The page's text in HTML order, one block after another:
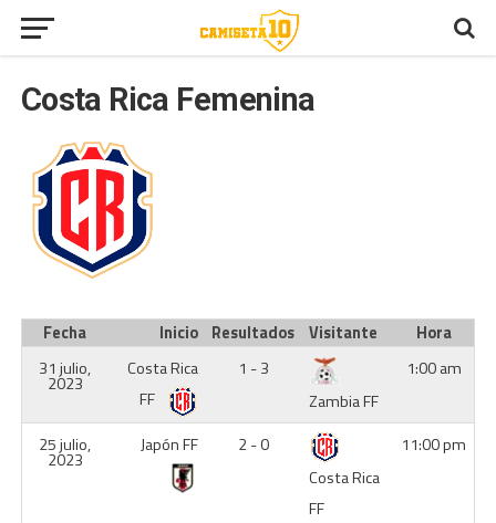
Costa Rica Femenina
Fecha Inicio Resultados Visitante
Hora
31 julio,
2023
Costa Rica
FF
1 - 3
Zambia FF
1:00 am
25 julio,
2023
Japón FF
2 - 0
Costa Rica
FF
11:00 pm